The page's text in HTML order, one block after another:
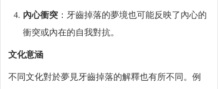
內心衝突 ：牙齒掉落的夢境也可能反映了內心的
衝突或內在的自我對抗。
文化意涵
不同文化對於夢見牙齒掉落的解釋也有所不同。例